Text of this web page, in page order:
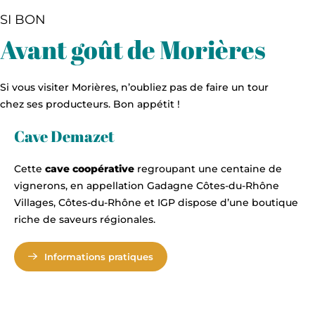
SI BON
Avant goût de Morières
Si vous visiter Morières, n’oubliez pas de faire un tour
chez ses producteurs. Bon appétit !
Cave Demazet
Cette cave coopérative regroupant une centaine de
vignerons, en appellation Gadagne Côtes-du-Rhône
Villages, Côtes-du-Rhône et IGP dispose d’une boutique
riche de saveurs régionales.
Informations pratiques